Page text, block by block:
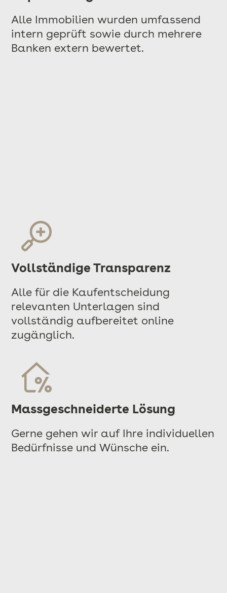
Alle Immobilien wurden umfassend
intern geprüft sowie durch mehrere
Banken extern bewertet.
Vollständige Transparenz
Alle für die Kaufentscheidung
relevanten Unterlagen sind
vollständig aufbereitet online
zugänglich.
Massgeschneiderte Lösung
Gerne gehen wir auf Ihre individuellen
Bedürfnisse und Wünsche ein.